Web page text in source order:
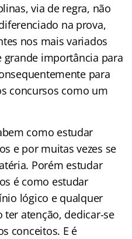
via de regra, não
na prova,
nos mais variados
grande importância para
para
concursos como um
como estudar
e por muitas vezes se
Porém estudar
é como estudar
lógico e qualquer
atenção, dedicar-se
conceitos. E é